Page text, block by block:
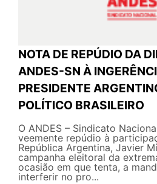
NOTA DE REPÚDIO DA
ANDES-SN À
PRESIDENTE
POLÍTICO BRASILEIRO
O ANDES – Sindicato
veemente repúdio à
República Argentina, Javier
campanha eleitoral da
ocasião em que tenta, a
interferir no pro...